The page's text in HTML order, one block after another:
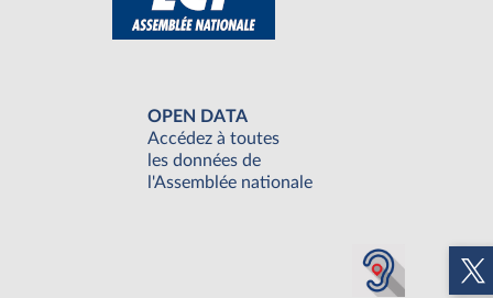
OPEN DATA
Accédez à toutes
les données de
l'Assemblée nationale